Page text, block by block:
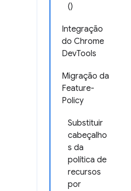
()
Integração
do Chrome
DevTools
Migração da
Feature-
Policy
Substituir
cabeçalho
s da
política de
recursos
por